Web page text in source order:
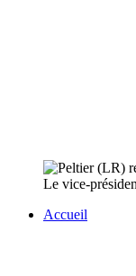
Le vice-
Accueil